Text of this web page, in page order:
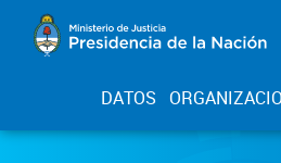
DATOS